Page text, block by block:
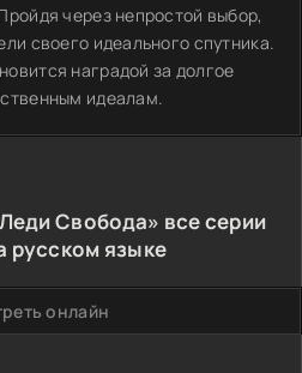
через непростой выбор,
своего идеального спутника.
наградой за долгое
идеалам.
Свобода» все серии
русском языке
онлайн